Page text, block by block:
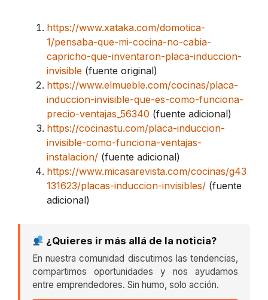
https://www.xataka.com/domotica-
1/pensaba-que-mi-cocina-no-cabia-
capricho-que-inventaron-placa-induccion-
invisible (fuente original)
https://www.elmueble.com/cocinas/placa-
induccion-invisible-que-es-como-funciona-
precio-ventajas_56340 (fuente adicional)
https://cocinastu.com/placa-induccion-
invisible-como-funciona-ventajas-
instalacion/ (fuente adicional)
https://www.micasarevista.com/cocinas/g43
131623/placas-induccion-invisibles/ (fuente
adicional)
¿Quieres ir más allá de la noticia?
En nuestra comunidad discutimos las tendencias,
compartimos oportunidades y nos ayudamos
entre emprendedores. Sin humo, solo acción.